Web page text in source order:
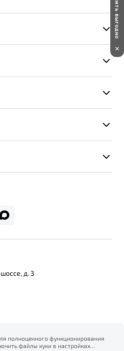
д. 3
полноценного функционирования
файлы куки в настройках
Купить выгодно